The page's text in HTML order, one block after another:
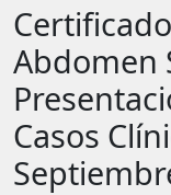
Abdomen
Casos